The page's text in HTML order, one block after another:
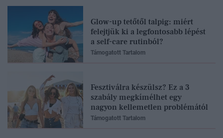
Glow-up tetőtől talpig: miért
felejtjük ki a legfontosabb lépést
a self-care rutinból?
Támogatott Tartalom
Fesztiválra készülsz? Ez a 3
szabály megkímélhet egy
nagyon kellemetlen problémától
Támogatott Tartalom